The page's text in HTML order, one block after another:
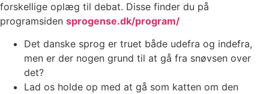
forskellige oplæg til debat. Disse finder du på
programsiden sprogense.dk/program/
Det danske sprog er truet både udefra og indefra,
men er der nogen grund til at gå fra snøvsen over
det?
Lad os holde op med at gå som katten om den